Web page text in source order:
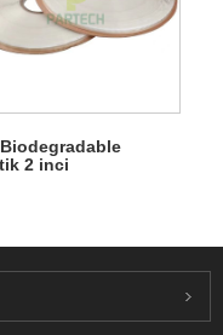
2 inci